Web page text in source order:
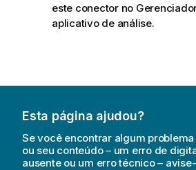
este conector no
aplicativo de análise.
Esta página ajudou?
Se você encontrar algum
ou seu conteúdo – um erro de
ausente ou um erro técnico –